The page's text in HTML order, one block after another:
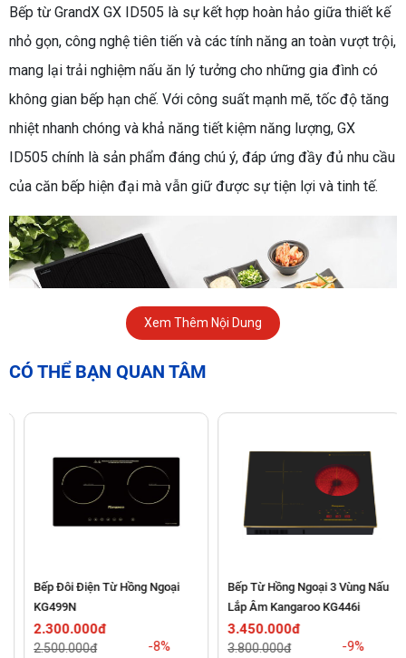
Bếp từ GrandX GX ID505 là sự kết hợp hoàn hảo giữa thiết kế
nhỏ gọn, công nghệ tiên tiến và các tính năng an toàn vượt trội,
mang lại trải nghiệm nấu ăn lý tưởng cho những gia đình có
không gian bếp hạn chế. Với công suất mạnh mẽ, tốc độ tăng
nhiệt nhanh chóng và khả năng tiết kiệm năng lượng, GX
ID505 chính là sản phẩm đáng chú ý, đáp ứng đầy đủ nhu cầu
của căn bếp hiện đại mà vẫn giữ được sự tiện lợi và tinh tế.
Thiết Kế Nhỏ Gọn – Tinh Tế Trong Từng Đường Nét
vẫn đảm bảo sự sang trọng và tiện nghi:
Phù Hợp Với Mọi Không Gian Bếp
Xem Thêm Nội Dung
CÓ THỂ BẠN QUAN TÂM
Bếp Đôi Điện Từ Hồng Ngoại
KG499N
2.300.000đ
2.500.000đ -8%
Bếp Từ Hồng Ngoại 3 Vùng Nấu
Lắp Âm Kangaroo KG446i
3.450.000đ
3.800.000đ -9%